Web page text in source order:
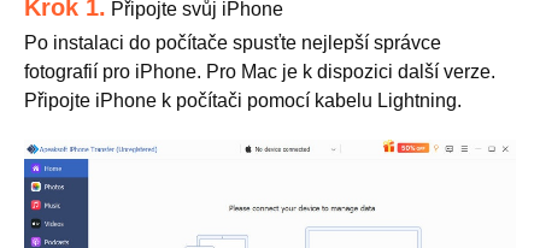
Krok 1. Připojte svůj iPhone
Po instalaci do počítače spusťte nejlepší správce
fotografií pro iPhone. Pro Mac je k dispozici další verze.
Připojte iPhone k počítači pomocí kabelu Lightning.